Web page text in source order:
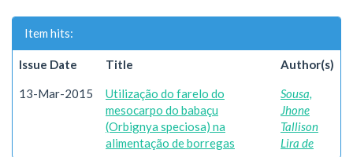
Item hits:
Issue Date Title Author(s)
13-Mar-2015
Utilização do farelo do
mesocarpo do babaçu
(Orbignya speciosa) na
alimentação de borregas
Sousa,
Jhone
Tallison
Lira de